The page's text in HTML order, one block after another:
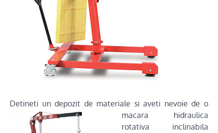
Detineti un depozit de materiale si aveti nevoie de o
macara hidraulica
rotativa inclinabila